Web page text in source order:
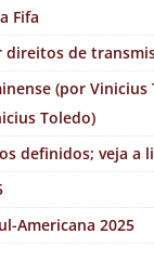
Fifa
direitos de
(por Vinicius
Toledo)
definidos; veja a
Americana 2025